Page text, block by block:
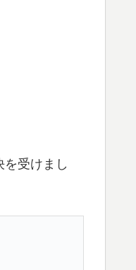
受けまし